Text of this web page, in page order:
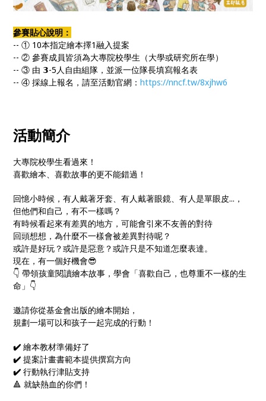
參賽貼心說明：
-- ① 10本指定繪本擇1融入提案
-- ② 參賽成員皆須為大專院校學生（大學或研究所在學）
-- ③ 由 𝟯-5人自由組隊，並派一位隊長填寫報名表
-- ④ 採線上報名，請至活動官網：https://nncf.tw/8xjhw6
活動簡介
大專院校學生看過來！
喜歡繪本、喜歡故事的更不能錯過！
回憶小時候，有人戴著牙套、有人戴著眼鏡、有人是單眼皮...，
但他們和自己，有不一樣嗎？
有時候看起來有差異的地方，可能會引來不友善的對待
回頭想想，為什麼不一樣會被差異對待呢？
或許是好玩？或許是惡意？或許只是不知道怎麼表達。
現在，有一個好機會😎
👇 帶領孩童閱讀繪本故事，學會「喜歡自己，也尊重不一樣的生
命」👇
邀請你從基金會出版的繪本開始，
規劃一場可以和孩子一起完成的行動！
✔️ 繪本教材準備好了
✔️提案計畫書範本提供撰寫方向
✔️行動執行津貼支持
🔺 就缺熱血的你們！